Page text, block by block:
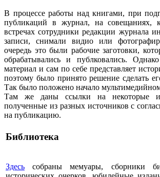
В процессе работы над книгами, при
публикаций в журнал, на совещаниях,
встречах сотрудники редакции журнала
записи, снимали видио или
очередь это были рабочие заготовки,
обрабатывались и публковались.
материал и сам по себе представляет
поэтому было принято решение сделать
Так было положено начало
Там же даны ссылки на некоторые
полученные из разных источников с
на публикацию.
Библиотека
Здесь собраны мемуары, сборники